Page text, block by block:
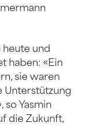
heute und
haben: «Ein
sie waren
Unterstützung
so Yasmin
die Zukunft,